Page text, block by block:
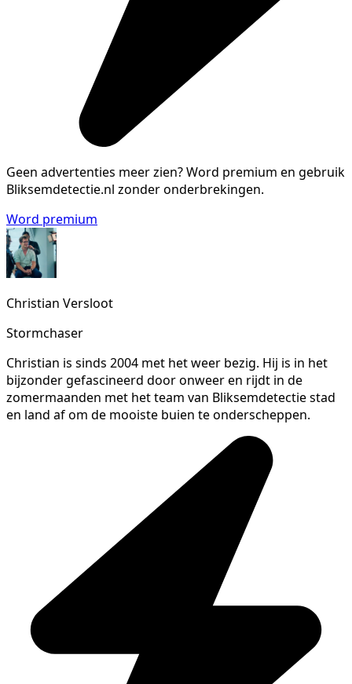
Geen advertenties meer zien?Word premium en gebruik
Bliksemdetectie.nl zonder onderbrekingen.
Word premium
Christian Versloot
Stormchaser
Christian is sinds 2004 met het weer bezig. Hij is in het
bijzonder gefascineerd door onweer en rijdt in de
zomermaanden met het team van Bliksemdetectie stad
en land af om de mooiste buien te onderscheppen.